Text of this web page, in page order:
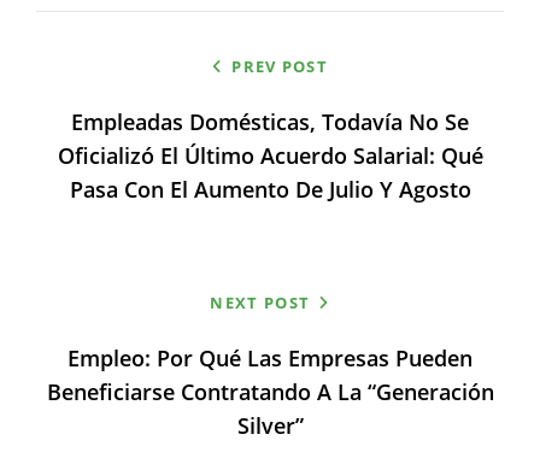
entradas
PREV POST
Empleadas Domésticas, Todavía No Se
Oficializó El Último Acuerdo Salarial: Qué
Pasa Con El Aumento De Julio Y Agosto
NEXT POST
Empleo: Por Qué Las Empresas Pueden
Beneficiarse Contratando A La “generación
Silver”